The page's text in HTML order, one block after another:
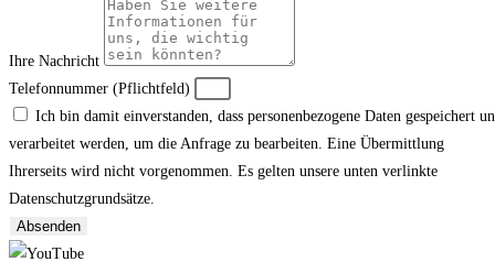
Ihre Nachricht
Telefonnummer (Pflichtfeld)
Ich bin damit einverstanden, dass personenbezogene Daten gespeichert
verarbeitet werden, um die Anfrage zu bearbeiten. Eine Übermittlung
Ihrerseits wird nicht vorgenommen. Es gelten unsere unten verlinkte
Datenschutzgrundsätze.
Absenden